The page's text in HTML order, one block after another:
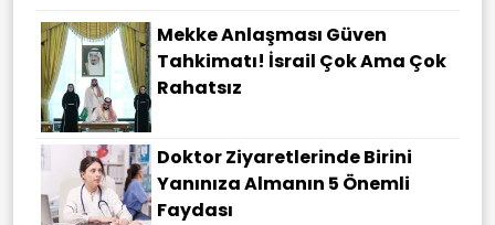
Mekke Anlaşması Güven
Tahkimatı! İsrail Çok Ama Çok
Rahatsız
Doktor Ziyaretlerinde Birini
Yanınıza Almanın 5 Önemli
Faydası